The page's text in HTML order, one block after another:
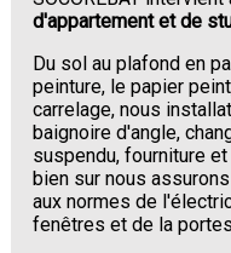
d'appartement et de
Du sol au plafond en
peinture, le papier
carrelage, nous
baignoire d'angle,
suspendu, fourniture
bien sur nous
aux normes de
fenêtres et de la